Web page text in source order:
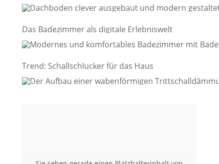
Das Badezimmer als digitale Erlebniswelt
Trend: Schallschlucker für das Haus